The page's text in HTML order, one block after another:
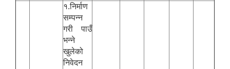
१.निर्माण
सम्पन्न
गरी पाउँ
भन्ने
खुलेको
निवेदन